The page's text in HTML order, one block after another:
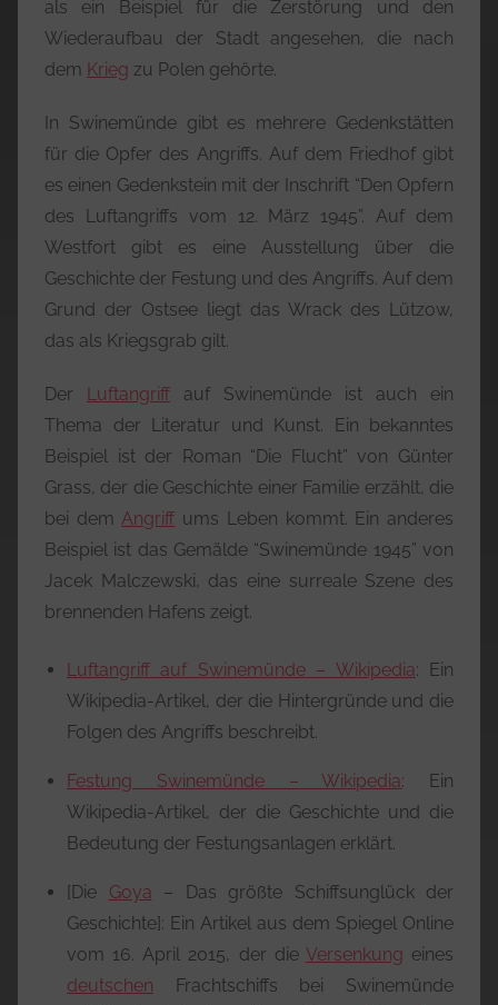
als ein Beispiel für die Zerstörung und den
Wiederaufbau der Stadt angesehen, die nach
dem Krieg zu Polen gehörte.
In Swinemünde gibt es mehrere Gedenkstätten
für die Opfer des Angriffs. Auf dem Friedhof gibt
es einen Gedenkstein mit der Inschrift “Den Opfern
des Luftangriffs vom 12. März 1945”. Auf dem
Westfort gibt es eine Ausstellung über die
Geschichte der Festung und des Angriffs. Auf dem
Grund der Ostsee liegt das Wrack des Lützow,
das als Kriegsgrab gilt.
Der Luftangriff auf Swinemünde ist auch ein
Thema der Literatur und Kunst. Ein bekanntes
Beispiel ist der Roman “Die Flucht” von Günter
Grass, der die Geschichte einer Familie erzählt, die
bei demAngriff ums Leben kommt. Ein anderes
Beispiel ist das Gemälde “Swinemünde 1945” von
Jacek Malczewski, das eine surreale Szene des
brennenden Hafens zeigt.
Luftangriff auf Swinemünde – Wikipedia: Ein
Wikipedia-Artikel, der die Hintergründe und die
Folgen des Angriffs beschreibt.
Festung Swinemünde – Wikipedia: Ein
Wikipedia-Artikel, der die Geschichte und die
Bedeutung der Festungsanlagen erklärt.
[Die Goya – Das größte Schiffsunglück der
Geschichte]: Ein Artikel aus dem Spiegel Online
vom 16. April 2015, der die Versenkung eines
deutschen Frachtschiffs bei Swinemünde